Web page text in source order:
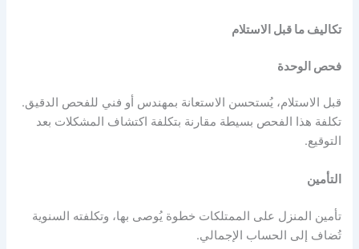
تكاليف ما قبل الاستلام
فحص الوحدة
قبل الاستلام، يُستحسن الاستعانة بمهندس أو فني للفحص الدقيق.
تكلفة هذا الفحص بسيطة مقارنة بتكلفة اكتشاف المشكلات بعد
التوقيع.
التأمين
تأمين المنزل على الممتلكات خطوة يُوصى بها، وتكلفته السنوية
تُضاف إلى الحساب الإجمالي.